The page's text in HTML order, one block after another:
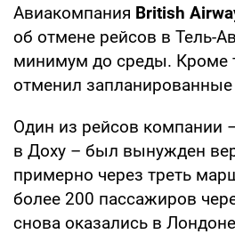
Авиакомпания British
об отмене рейсов в Тель-
минимум до среды. Кроме
отменил
Один из рейсов компании
в Доху – был вынужден
примерно через треть
более 200 пассажиров
снова оказались в